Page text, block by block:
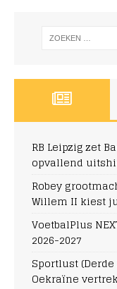
RB Leipzig zet
opvallend
Robey
Willem II kiest
VoetbalPlus
2026-2027
Sportlust
Oekraïne